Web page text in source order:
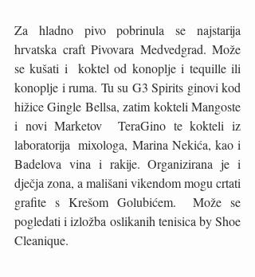
Za hladno pivo pobrinula se najstarija
hrvatska craft Pivovara Medvedgrad. Može
se kušati i  koktel od konoplje i tequille ili
konoplje i ruma. Tu su G3 Spirits ginovi kod
hižice Gingle Bellsa, zatim kokteli Mangoste
i novi Marketov  TeraGino te kokteli iz
laboratorija  mixologa, Marina Nekića, kao i
Badelova vina i rakije. Organizirana je i
dječja zona, a mališani vikendom mogu crtati
grafite s Krešom Golubićem.  Može se
pogledati i izložba oslikanih tenisica by Shoe
Cleanique.